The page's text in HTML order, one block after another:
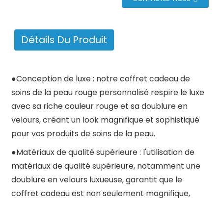
Détails Du Produit
●Conception de luxe : notre coffret cadeau de
soins de la peau rouge personnalisé respire le luxe
avec sa riche couleur rouge et sa doublure en
velours, créant un look magnifique et sophistiqué
pour vos produits de soins de la peau.
●Matériaux de qualité supérieure : l'utilisation de
matériaux de qualité supérieure, notamment une
doublure en velours luxueuse, garantit que le
coffret cadeau est non seulement magnifique,